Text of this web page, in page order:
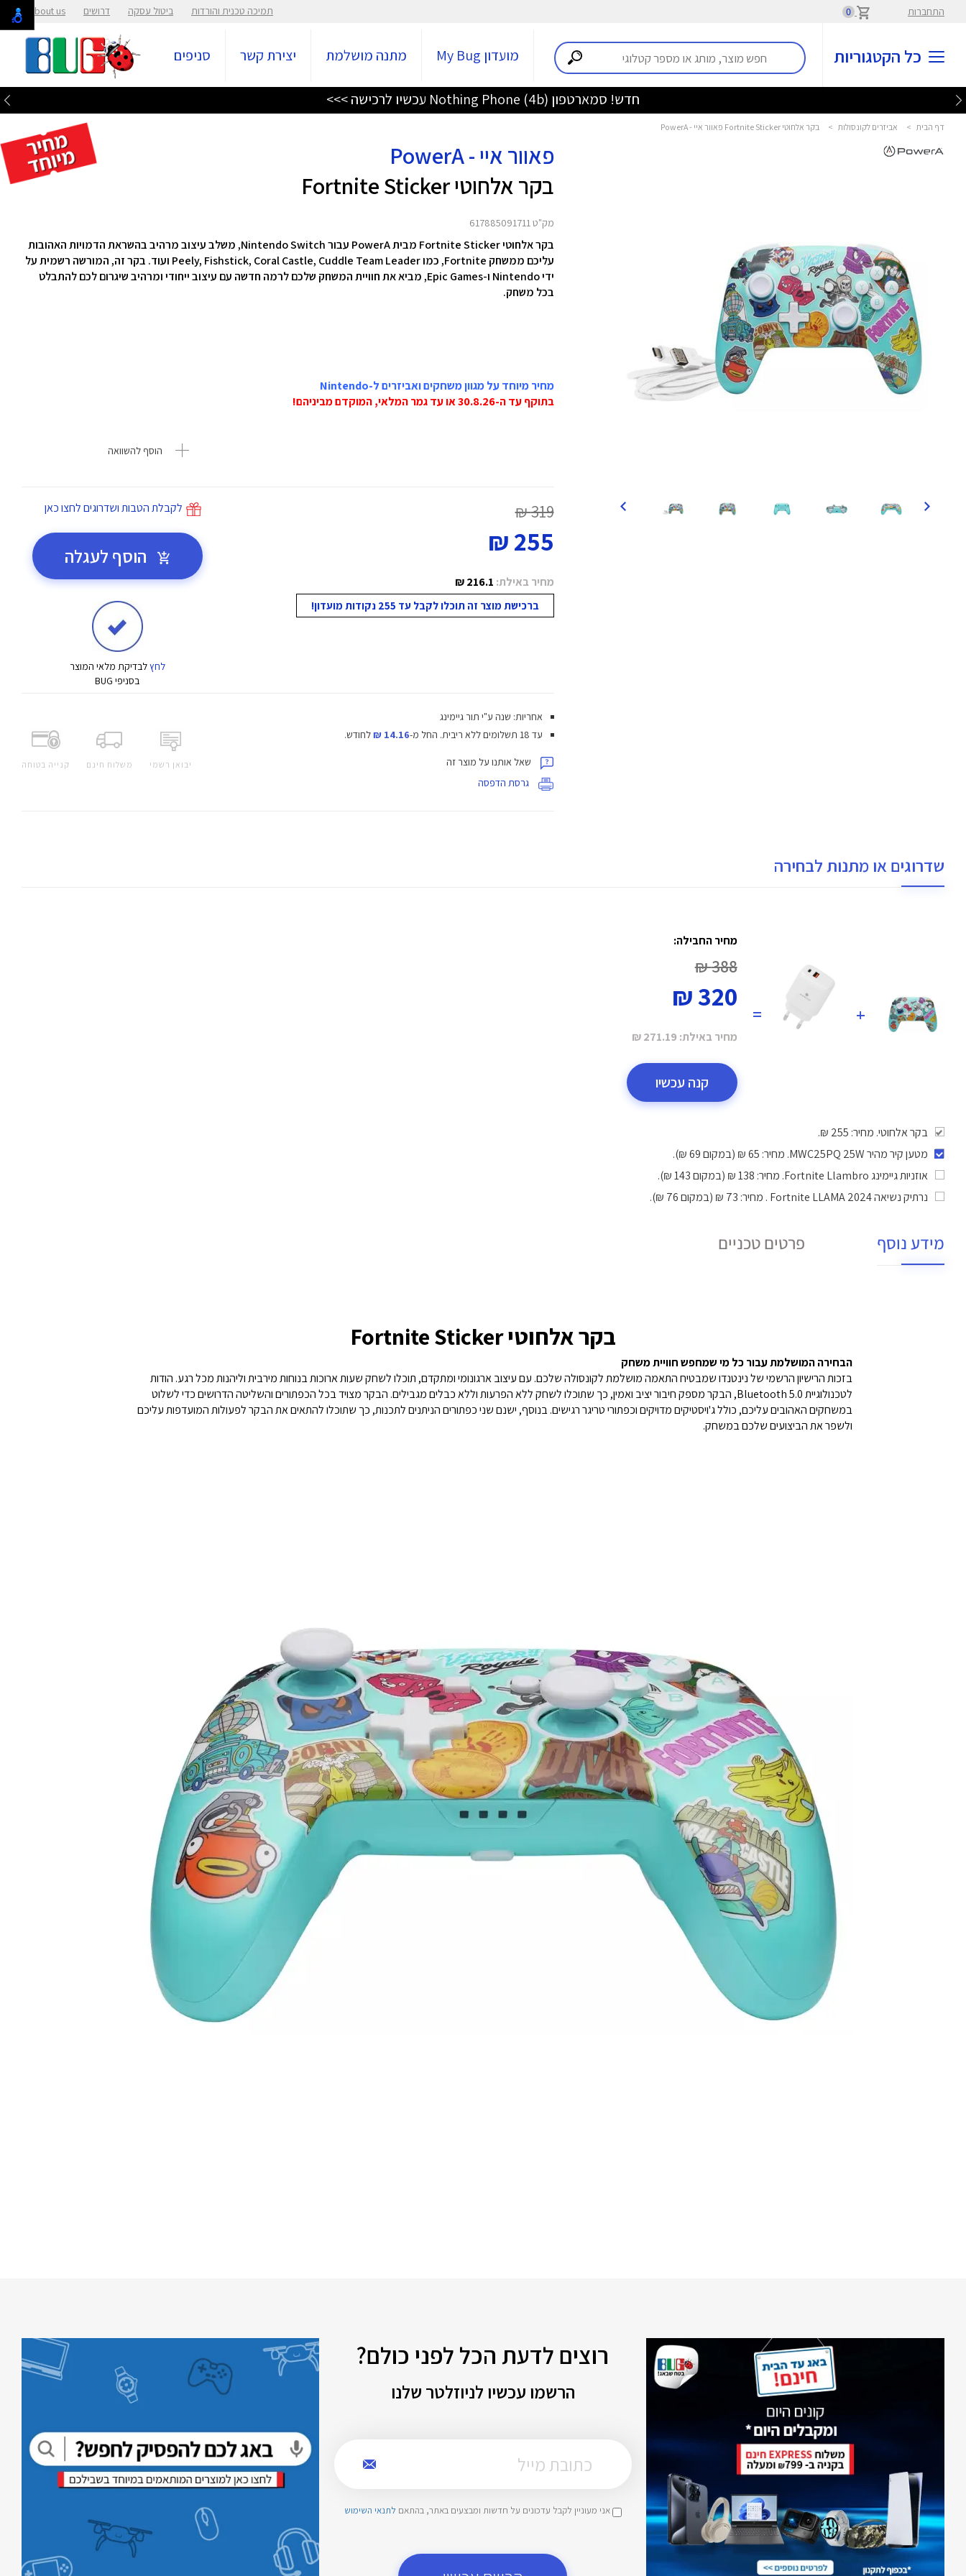
התחברות 0 תמיכה טכנית והורדות ביטול עסקה דרושים About us
כל הקטגוריות מועדון My Bug מתנה מושלמת יצירת קשר סניפים
חדש! סמארטפון Nothing Phone (4b) עכשיו לרכישה >>>
דף הבית > אביזרים לקונסולות > בקר אלחוטי Fortnite Sticker פאוור איי - PowerA
פאוור איי - PowerA
בקר אלחוטי Fortnite Sticker
מק"ט 617885091711
בקר אלחוטי Fortnite Sticker מבית PowerA עבור Nintendo Switch, משלב עיצוב מרהיב בהשראת הדמויות האהובות
עליכם ממשחק Fortnite, כמו Peely, Fishstick, Coral Castle, Cuddle Team Leader ועוד. בקר זה, המורשה רשמית על
ידי Nintendo ו-Epic Games, מביא את חוויית המשחק שלכם לרמה חדשה עם עיצוב ייחודי ומרהיב שיגרום לכם להתבלט
בכל משחק.
מחיר מיוחד על מגוון משחקים ואביזרים ל-Nintendo
בתוקף עד ה-30.8.26 או עד גמר המלאי, המוקדם מביניהם!
הוסף להשוואה
319 ₪
255 ₪
מחיר באילת: 216.1 ₪
ברכישת מוצר זה תוכלו לקבל עד 255 נקודות מועדון!
לקבלת הטבות ושדרוגים לחצו כאן
הוסף לעגלה
לחץלבדיקת מלאי המוצר
בסניפי BUG
יבואן רשמי משלוח חינם קנייה בטוחה
אחריות: שנה ע"י תור גיימינג
עד 18 תשלומים ללא ריבית.
החל מ-14.16 ₪ לחודש.
שאל אותנו על מוצר זה
גרסת הדפסה
שדרוגים או מתנות לבחירה
+
=
מחיר החבילה:
388 ₪
320 ₪
מחיר באילת: 271.19 ₪
קנה עכשיו
בקר אלחוטי. מחיר: 255 ₪.
מטען קיר מהיר MWC25PQ 25W
. מחיר: 65 ₪ (במקום 69 ₪).
אוזניות גיימינג Fortnite Llambro
. מחיר: 138 ₪ (במקום 143 ₪).
נרתיק נשיאה 2024 Fortnite LLAMA
. מחיר: 73 ₪ (במקום 76 ₪).
מידע נוסף פרטים טכניים
בקר אלחוטי Fortnite Sticker
הבחירה המושלמת עבור כל מי שמחפש חוויית משחק
בזכות הרישיון הרשמי של נינטנדו שמבטיח התאמה מושלמת לקונסולה שלכם. עם עיצוב ארגונומי ומתקדם, תוכלו לשחק שעות ארוכות בנוחות מירבית וליהנות מכל רגע. הודות
לטכנולוגיית Bluetooth 5.0, הבקר מספק חיבור יציב ואמין, כך שתוכלו לשחק ללא הפרעות וללא כבלים מגבילים. הבקר מצויד בכל הכפתורים והשליטה הדרושים כדי לשלוט
במשחקים האהובים עליכם, כולל ג'ויסטיקים מדויקים וכפתורי טריגר רגישים. בנוסף, ישנם שני כפתורים הניתנים לתכנות, כך שתוכלו להתאים את הבקר לפעולות המועדפות עליכם
ולשפר את הביצועים שלכם במשחק.
רוצים לדעת הכל לפני כולם?
הרשמו עכשיו לניוזלטר שלנו
אני מעוניין לקבל עדכונים על חדשות ומבצעים באתר, בהתאם לתנאי השימוש